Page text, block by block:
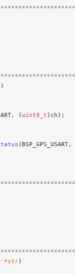
)
( uint8_t )ch);
*str)